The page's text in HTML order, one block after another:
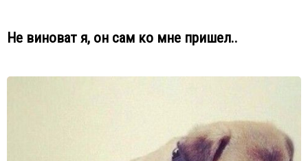
Не виноват я, он сам ко мне пришел..